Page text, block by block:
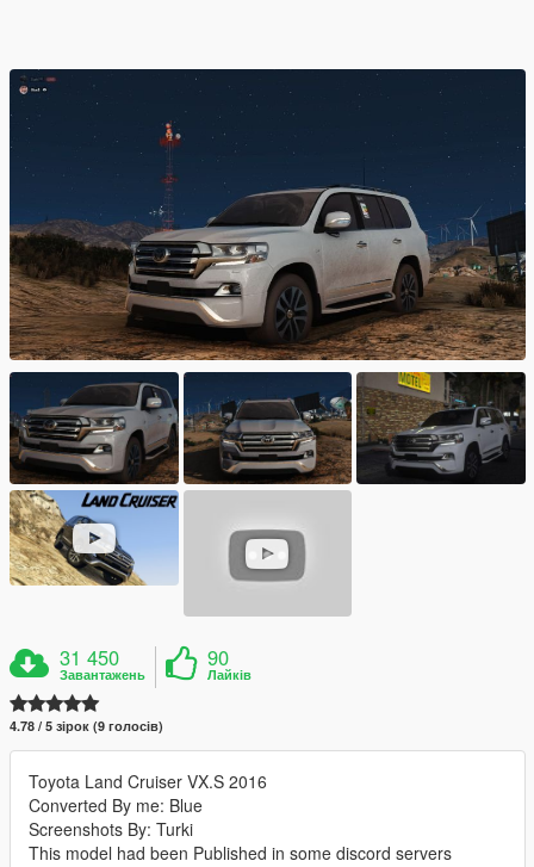
31 450
Завантажень
90
Лайків
4.78 / 5 зірок (9 голосів)
Toyota Land Cruiser VX.S 2016
Converted By me: Blue
Screenshots By: Turki
This model had been Published in some discord servers